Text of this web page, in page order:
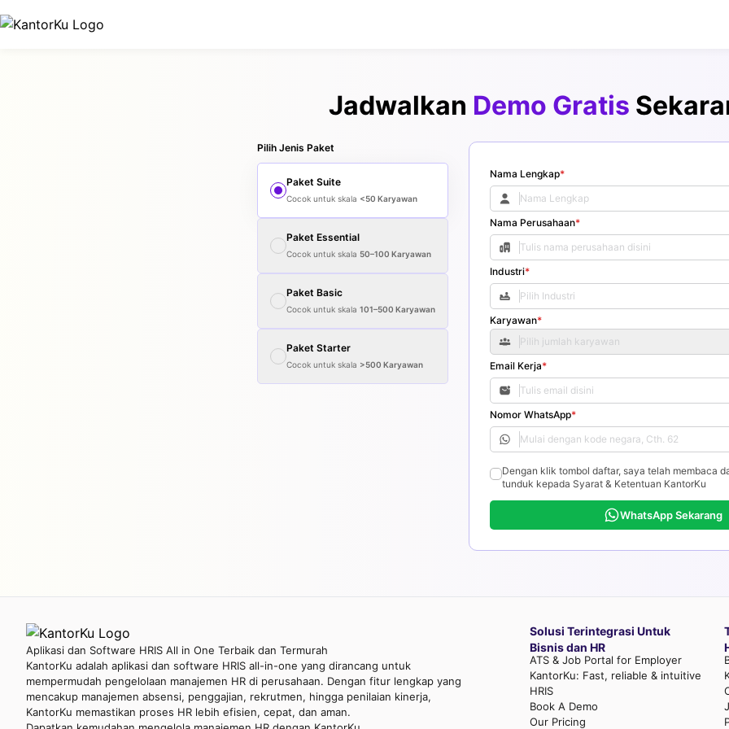
Jadwalkan Demo Gratis
Pilih Jenis Paket
Paket Suite
Cocok untuk skala <50 Karyawan
Paket Essential
Cocok untuk skala 50–100 Karyawan
Paket Basic
Cocok untuk skala 101–500 Karyawan
Paket Starter
Cocok untuk skala >500 Karyawan
Nama Lengkap*
Nama Perusahaan*
Industri*
Karyawan*
Pilih jumlah karyawan
Email Kerja*
Nomor WhatsApp*
Dengan klik tombol daftar, saya telah membaca
tunduk kepada Syarat & Ketentuan KantorKu
WhatsApp Sekarang
Aplikasi dan Software HRIS All in One Terbaik dan Termurah
KantorKu adalah aplikasi dan software HRIS all-in-one yang dirancang untuk
mempermudah pengelolaan manajemen HR di perusahaan. Dengan fitur lengkap yang
mencakup manajemen absensi, penggajian, rekrutmen, hingga penilaian kinerja,
KantorKu memastikan proses HR lebih efisien, cepat, dan aman.
Solusi Terintegrasi Untuk
Bisnis dan HR
ATS & Job Portal for Employer
KantorKu: Fast, reliable & intuitive
HRIS
Book A Demo
Our Pricing